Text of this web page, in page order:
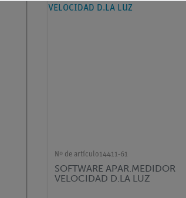
Nº de artículo14411-61
SOFTWARE APAR.MEDIDOR
VELOCIDAD D.LA LUZ